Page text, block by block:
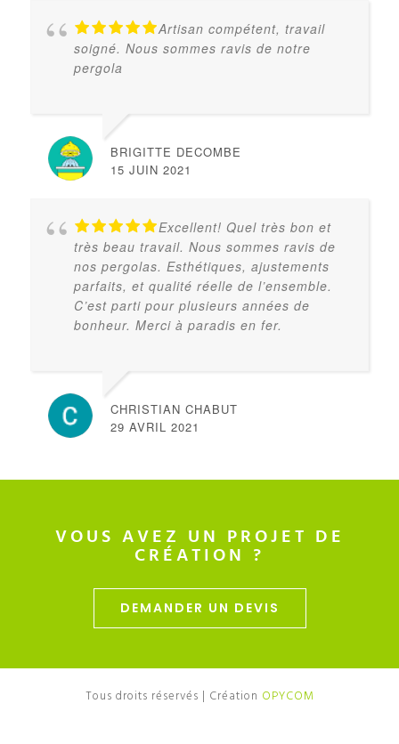
Artisan compétent, travail
soigné. Nous sommes ravis de notre
pergola
BRIGITTE DECOMBE
15 JUIN 2021
Excellent! Quel très bon et
très beau travail. Nous sommes ravis de
nos pergolas. Esthétiques, ajustements
parfaits, et qualité réelle de l’ensemble.
C’est parti pour plusieurs années de
bonheur. Merci à paradis en fer.
CHRISTIAN CHABUT
29 AVRIL 2021
VOUS AVEZ UN PROJET DE
CRÉATION ?
DEMANDER UN DEVIS
Tous droits réservés | Création OPYCOM